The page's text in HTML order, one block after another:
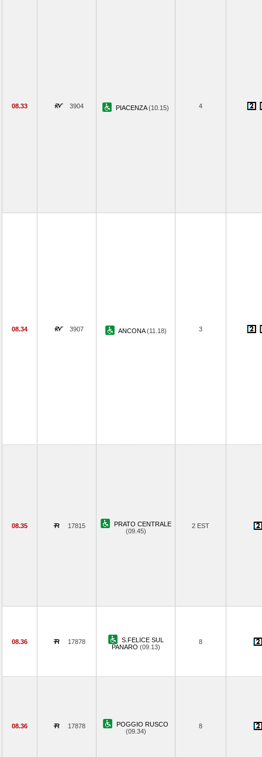
08.33 3904 PIACENZA(10.15) 4
08.34 3907 ANCONA(11.18) 3
08.35 17815
PRATO CENTRALE
(09.45)
2 EST
08.36 17878
S.FELICE SUL
PANARO (09.13)
8
08.36 17878
POGGIO RUSCO
(09.34)
8